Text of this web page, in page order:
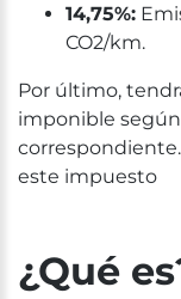
14,75%:
CO2/km.
Por último,
imponible
correspondiente.
este impuesto
¿Qué